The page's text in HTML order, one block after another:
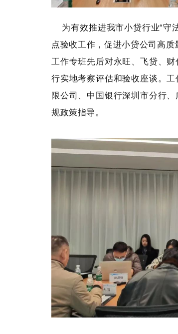
为有效推进我市小贷行业“守
点验收工作，促进小贷公司高
工作专班先后对永旺、飞贷、
行实地考察评估和验收座谈。
限公司、中国银行深圳市分行
规政策指导。